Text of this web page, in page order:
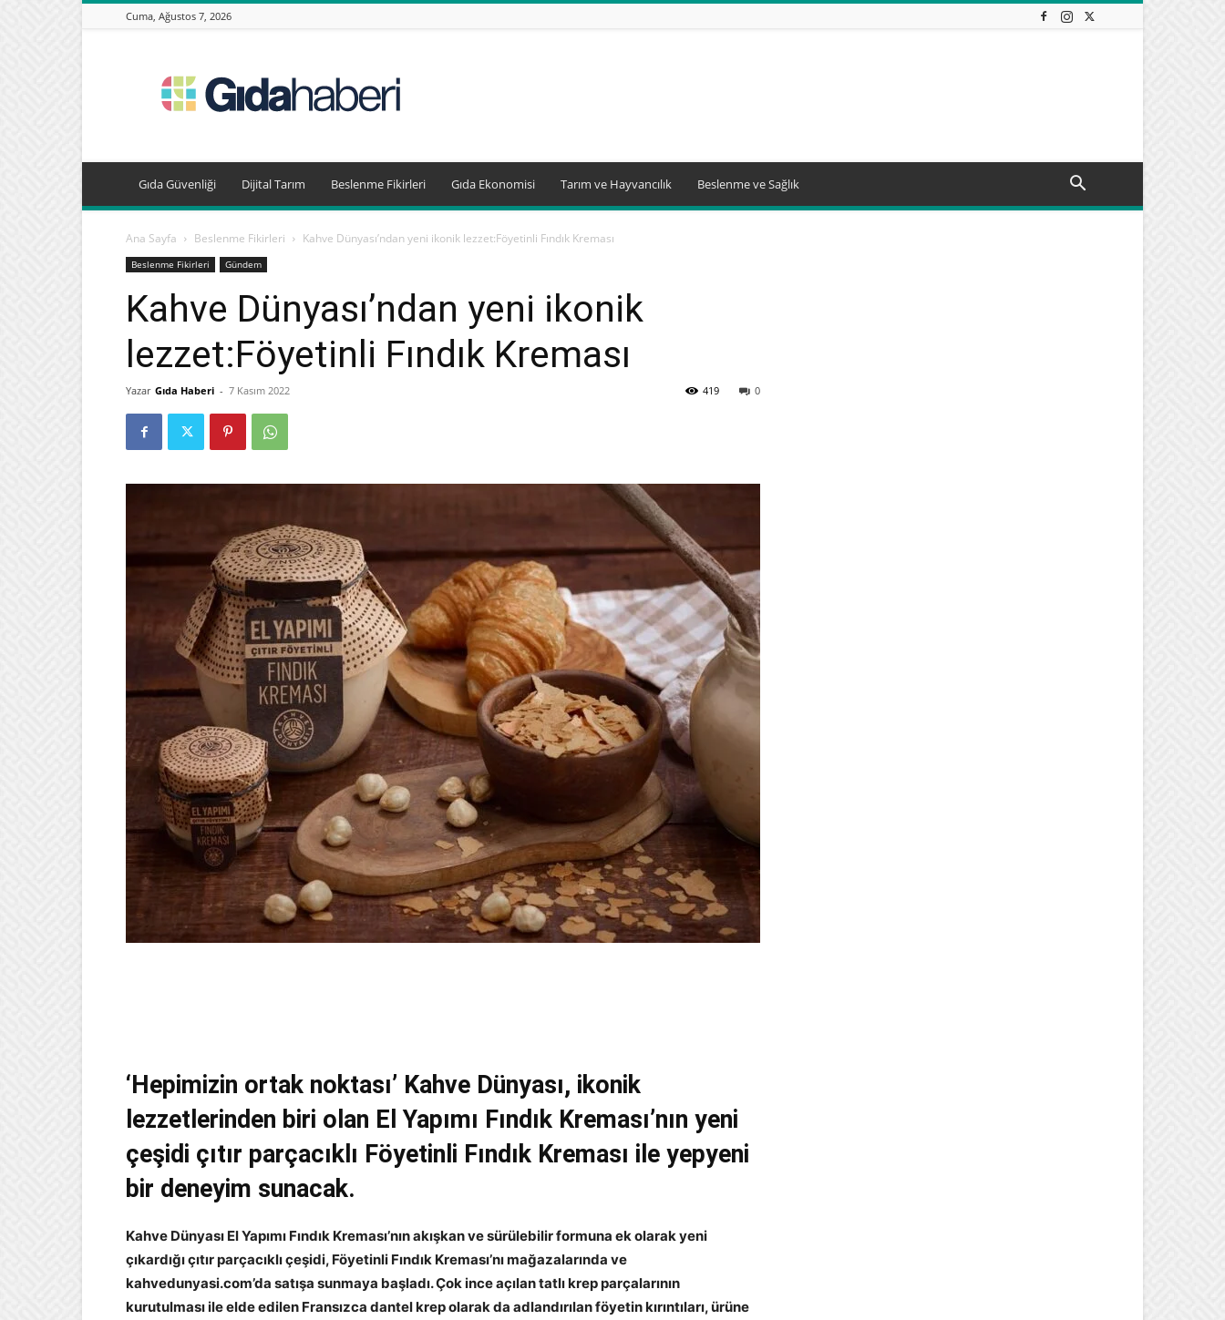
Cuma, Ağustos 7, 2026
Haberleri,
Beslenme
Gıda Güvenliği Dijital Tarım Beslenme Fikirleri Gıda Ekonomisi Tarım ve Hayvancılık Beslenme ve Sağlık
Ana Sayfa Beslenme Fikirleri Kahve Dünyası’ndan yeni ikonik lezzet:Föyetinli Fındık Kreması
Beslenme Fikirleri Gündem
Kahve Dünyası’ndan yeni ikonik
lezzet:Föyetinli Fındık Kreması
Yazar Gıda Haberi - 7 Kasım 2022 0
419
‘Hepimizin ortak noktası’ Kahve Dünyası, ikonik
lezzetlerinden biri olan El Yapımı Fındık Kreması’nın yeni
çeşidi çıtır parçacıklı Föyetinli Fındık Kreması ile yepyeni
bir deneyim sunacak.
Kahve Dünyası El Yapımı Fındık Kreması’nın akışkan ve sürülebilir formuna ek olarak yeni
çıkardığı çıtır parçacıklı çeşidi, Föyetinli Fındık Kreması’nı mağazalarında ve
kahvedunyasi.com’da satışa sunmaya başladı. Çok ince açılan tatlı krep parçalarının
kurutulması ile elde edilen Fransızca dantel krep olarak da adlandırılan föyetin kırıntıları, ürüne